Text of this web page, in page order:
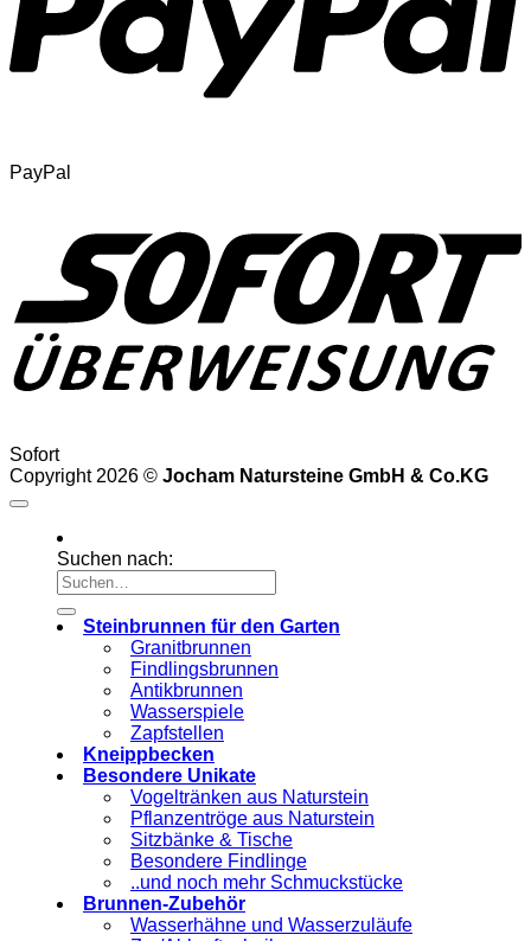
PayPal
Sofort
Copyright 2026 © Jocham Natursteine GmbH & Co.KG
Suchen nach:
Steinbrunnen für den Garten
Granitbrunnen
Findlingsbrunnen
Antikbrunnen
Wasserspiele
Zapfstellen
Kneippbecken
Besondere Unikate
Vogeltränken aus Naturstein
Pflanzentröge aus Naturstein
Sitzbänke & Tische
Besondere Findlinge
..und noch mehr Schmuckstücke
Brunnen-Zubehör
Wasserhähne und Wasserzuläufe